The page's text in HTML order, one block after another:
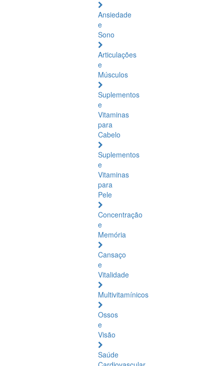
Ansiedade
e
Sono
Articulações
e
Músculos
Suplementos
e
Vitaminas
para
Cabelo
Suplementos
e
Vitaminas
para
Pele
Concentração
e
Memória
Cansaço
e
Vitalidade
Multivitamínicos
Ossos
e
Visão
Saúde